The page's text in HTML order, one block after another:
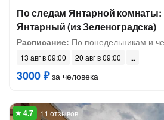
По следам Янтарной комнаты:
Янтарный (из Зеленоградска)
Расписание: По понедельникам и
13 авг в 09:00 20 авг в 09:00
3000 ₽за человека
11 отзывов